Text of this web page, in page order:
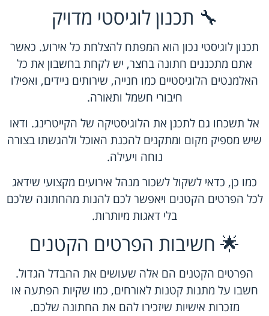
🔧 תכנון לוגיסטי מדויק
תכנון לוגיסטי נכון הוא המפתח להצלחת כל אירוע. כאשר
אתם מתכננים חתונה בחצר, יש לקחת בחשבון את כל
האלמנטים הלוגיסטיים כמו חנייה, שירותים ניידים, ואפילו
חיבורי חשמל ותאורה.
אל תשכחו גם לתכנן את הלוגיסטיקה של הקייטרינג. ודאו
שיש מספיק מקום ומתקנים להכנת האוכל ולהגשתו בצורה
נוחה ויעילה.
כמו כן, כדאי לשקול לשכור מנהל אירועים מקצועי שידאג
לכל הפרטים הקטנים ויאפשר לכם להנות מהחתונה שלכם
בלי דאגות מיותרות.
🌟 חשיבות הפרטים הקטנים
הפרטים הקטנים הם אלה שעושים את ההבדל הגדול.
חשבו על מתנות קטנות לאורחים, כמו שקיות הפתעה או
מזכרות אישיות שיזכירו להם את החתונה שלכם.